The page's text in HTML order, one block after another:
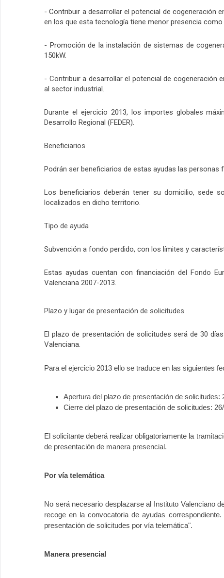
- Contribuir a desarrollar el potencial de cogeneración
en los que esta tecnología tiene menor presencia
- Promoción de la instalación de sistemas de
150kW.
- Contribuir a desarrollar el potencial de cogeneración
al sector industrial.
Durante el ejercicio 2013, los importes globales
Desarrollo Regional (FEDER).
Beneficiarios
Podrán ser beneficiarios de estas ayudas las personas
Los beneficiarios deberán tener su domicilio, sede
localizados en dicho territorio.
Tipo de ayuda
Subvención a fondo perdido, con los límites y
Estas ayudas cuentan con financiación del Fondo
Valenciana 2007-2013.
Plazo y lugar de presentación de solicitudes
El plazo de presentación de solicitudes será de 30
Valenciana.
Para el ejercicio 2013 ello se traduce en las siguientes
Apertura del plazo de presentación de solicitudes:
Cierre del plazo de presentación de solicitudes:
El solicitante deberá realizar obligatoriamente la
de presentación de manera presencial.
Por vía telemática
No será necesario desplazarse al Instituto Valenciano
recoge en la convocatoria de ayudas
presentación de solicitudes por vía telemática".
Manera presencial